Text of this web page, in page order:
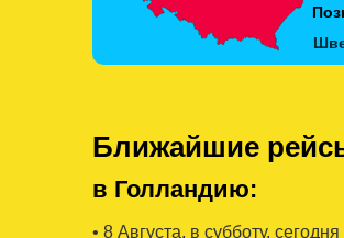
Ближайшие
в Голландию:
• 8 Августa, в субботу, сегодня